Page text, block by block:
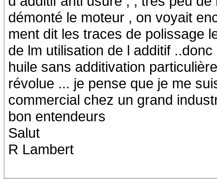
démonté le moteur , on voyait
ment dit les traces de polissage
de lm utilisation de l additif
huile sans additivation
révolue ... je pense que je me
commercial chez un grand
bon entendeurs
Salut
R Lambert